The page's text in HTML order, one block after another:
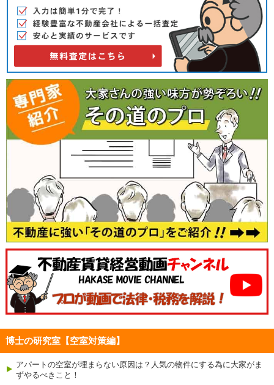
博士の研究室【空室対策編】
アパートの空室が埋まらない原因は？人気の物件にする為に大家がま
ずやるべきこと！